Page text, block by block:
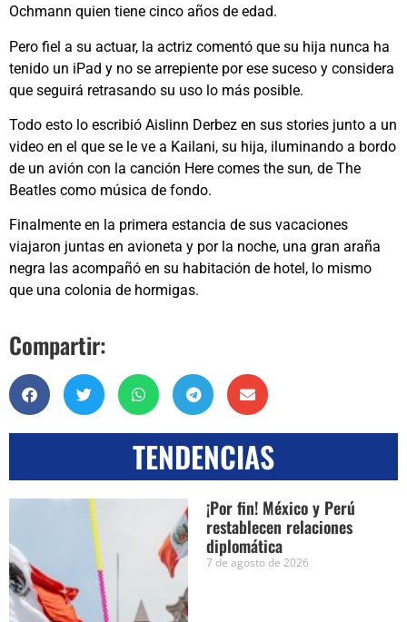
Ochmann quien tiene cinco años de edad.
Pero fiel a su actuar, la actriz comentó que su hija nunca ha
tenido un iPad y no se arrepiente por ese suceso y considera
que seguirá retrasando su uso lo más posible.
Todo esto lo escribió Aislinn Derbez en sus stories junto a un
video en el que se le ve a Kailani, su hija, iluminando a bordo
de un avión con la canción Here comes the sun, de The
Beatles como música de fondo.
Finalmente en la primera estancia de sus vacaciones
viajaron juntas en avioneta y por la noche, una gran araña
negra las acompañó en su habitación de hotel, lo mismo
que una colonia de hormigas.
Compartir:
TENDENCIAS
¡Por fin! México y Perú
restablecen relaciones
diplomática
7 de agosto de 2026